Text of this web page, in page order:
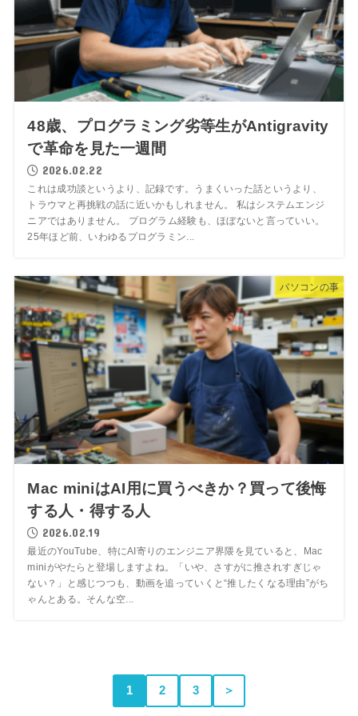
48歳、プログラミング劣等生がAntigravity
で革命を見た一週間
2026.02.22
これは成功談というより、記録です。うまくいった話というより、
トラウマと再挑戦の話に近いかもしれません。 私はシステムエンジ
ニアではありません。 プログラム経験も、ほぼないと言っていい。
25年ほど前、いわゆるプログラミン...
パソコンの事
Mac miniはAI用に買うべきか？買って後悔
する人・得する人
2026.02.19
最近のYouTube、特にAI寄りのエンジニア界隈を見ていると、Mac
miniがやたらと登場しますよね。「いや、さすがに推されすぎじゃ
ない？」と感じつつも、動画を追っていくと“推したくなる理由”がち
ゃんとある。そんな空...
1 2 3 ＞